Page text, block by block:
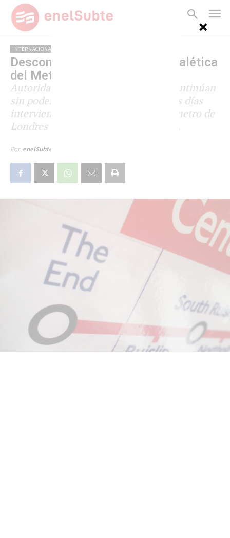
INTERNACIONAL
Desconocidos intervienen señalética
del Metro de Londres
Autoridades del Metro de Londres continúan
sin poder dar con quienes hace varios días
intervienen señaléticas de la red de metro de
Londres con adhesivos humorísticos.
Por enelSubte